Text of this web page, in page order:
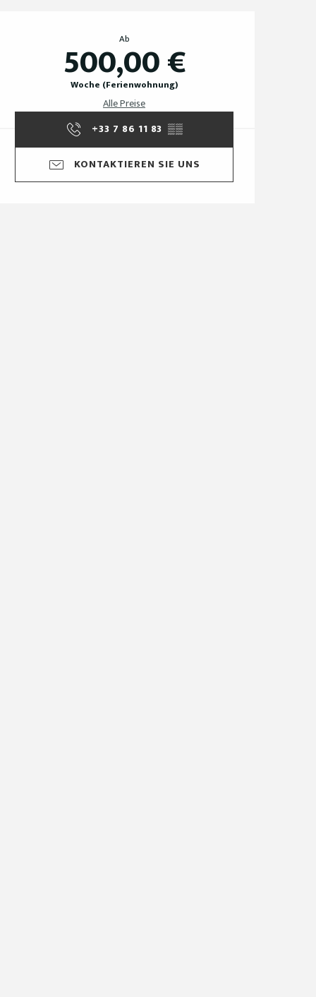
Öffnungszeiten &
Ab
500,00 €
Woche (Ferienwohnung)
Alle Preise
+33 7 86 11 83 ▒▒
KONTAKTIEREN SIE UNS